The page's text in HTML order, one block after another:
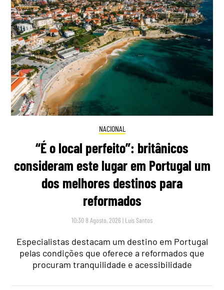
NACIONAL
“É o local perfeito”: britânicos
consideram este lugar em Portugal um
dos melhores destinos para
reformados
10:30 8 Agosto, 2026 | Luís Santos
Especialistas destacam um destino em Portugal
pelas condições que oferece a reformados que
procuram tranquilidade e acessibilidade